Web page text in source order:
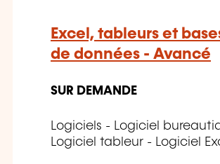
Excel, tableurs et
de données - Avancé
SUR DEMANDE
Logiciels - Logiciel
Logiciel tableur - Logiciel